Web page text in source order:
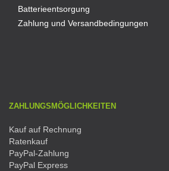
Batterieentsorgung
Zahlung und Versandbedingungen
ZAHLUNGSMÖGLICHKEITEN
Kauf auf Rechnung
Ratenkauf
PayPal-Zahlung
PayPal Express